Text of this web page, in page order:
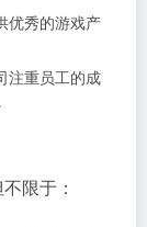
优秀的游戏产
注重员工的成
限于：